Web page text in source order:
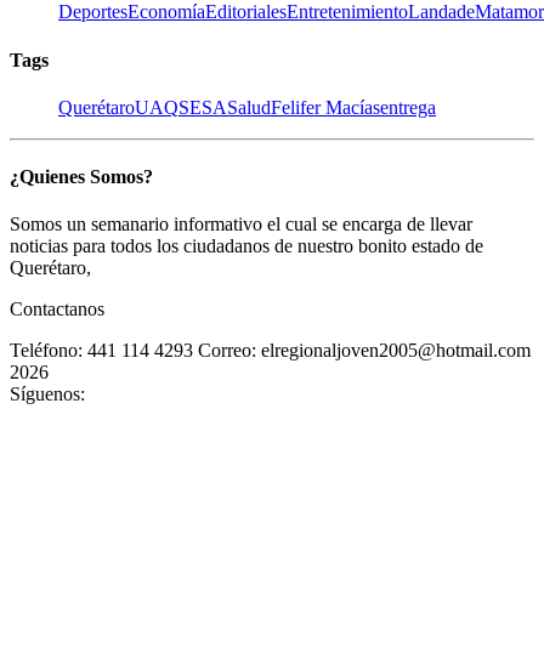
DeportesEconomíaEditorialesEntretenimiento
Tags
QuerétaroUAQSESASaludFelifer Macíasentrega
¿Quienes Somos?
Somos un semanario informativo el cual se encarga de llevar
noticias para todos los ciudadanos de nuestro bonito estado de
Querétaro,
Contactanos
Teléfono: 441 114 4293 Correo: elregionaljoven2005@hotmail.com
2026
Síguenos: